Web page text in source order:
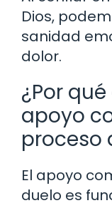
Dios,
sanidad
dolor.
¿Por
apoyo
proceso
El apoyo
duelo es